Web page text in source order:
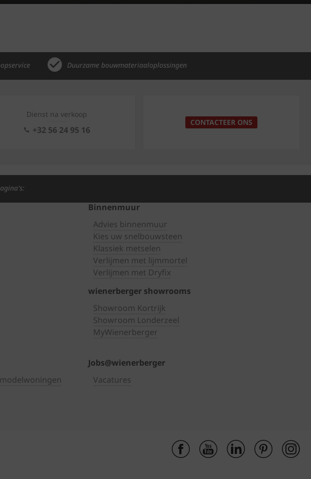
Duurzame bouwmateriaaloplossingen
Dienst na verkoop
+32 56 24 95 16
CONTACTEER ONS
Binnenmuur
Advies binnenmuur
Kies uw snelbouwsteen
Klassiek metselen
Verlijmen met lijmmortel
Verlijmen met Dryfix
wienerberger showrooms
Showroom Kortrijk
Showroom Londerzeel
MyWienerberger
Jobs@wienerberger
Vacatures